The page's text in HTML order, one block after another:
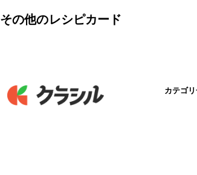
その他のレシピカード
カテゴ